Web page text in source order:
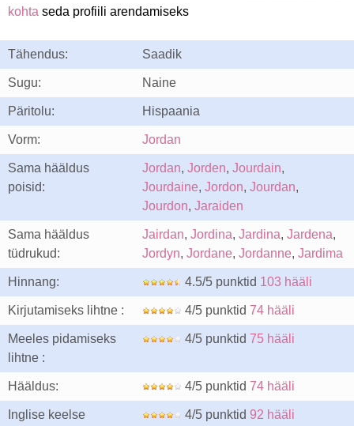
kohta seda profiili arendamiseks
Tähendus: Saadik
Sugu: Naine
Päritolu: Hispaania
Vorm: Jordan
Sama hääldus
poisid:
Jordan, Jorden, Jourdain,
Jourdaine, Jordon, Jourdan,
Jourdon, Jaraiden
Sama hääldus
tüdrukud:
Jairdan, Jordina, Jardina, Jardena,
Jordyn, Jordane, Jordanne, Jardima
Hinnang: 4.5/5 punktid 103 hääli
Kirjutamiseks lihtne : 4/5 punktid 74 hääli
Meeles pidamiseks
lihtne :
4/5 punktid 75 hääli
Hääldus: 4/5 punktid 74 hääli
Inglise keelse
4/5 punktid 92 hääli